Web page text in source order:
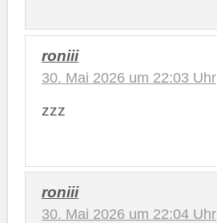
roniii
30. Mai 2026 um 22:03 Uhr
zzz
roniii
30. Mai 2026 um 22:04 Uhr